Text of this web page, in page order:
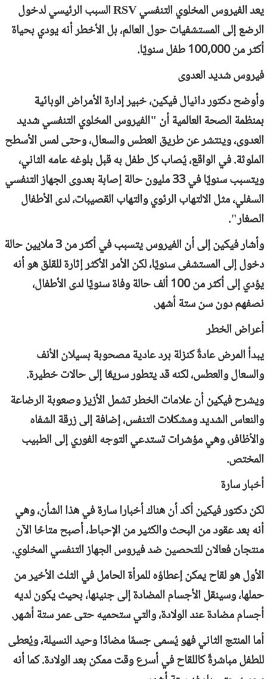
يعد الفيروس المخلوي التنفسيRSVالسبب الرئيسي لدخول
الرضع إلى المستشفيات حول العالم، بل الأخطر أنه يودي بحياة
أكثر من 100,000 طفل سنويًا.
فيروس شديد العدوى
وأوضح دكتور دانيال فيكين، خبير إدارة الأمراض الوبائية
بمنظمة الصحة العالمية أن "الفيروس المخلوي التنفسي شديد
العدوى، وينتشر عن طريق العطس والسعال، وحتى لمس الأسطح
الملوثة. في الواقع، يُصاب كل طفل به قبل بلوغه عامه الثاني،
ويتسبب سنويًا في 33 مليون حالة إصابة بعدوى الجهاز التنفسي
السفلي، مثل الالتهاب الرئوي والتهاب القصيبات، لدى الأطفال
الصغار".
وأشار فيكين إلى أن الفيروس يتسبب في أكثر من 3 ملايين حالة
دخول إلى المستشفى سنويًا، لكن الأمر الأكثر إثارة للقلق هو أنه
يؤدي إلى أكثر من 100 ألف حالة وفاة سنويًا لدى الأطفال،
نصفهم دون سن ستة أشهر.
أعراض الخطر
يبدأ المرض عادةً كنزلة برد عادية مصحوبة بسيلان الأنف
والسعال والعطس، لكنه قد يتطور سريعًا إلى حالات خطيرة.
ويشرح فيكين أن علامات الخطر تشمل الأزيز وصعوبة الرضاعة
والنعاس الشديد ومشكلات التنفس، إضافة إلى زرقة الشفاه
والأظافر، وهي مؤشرات تستدعي التوجه الفوري إلى الطبيب
المختص.
أخبار سارة
لكن دكتور فيكين أكد أن هناك أخبارا سارة في هذا الشأن، وهي
أنه بعد عقود من البحث والكثير من الإحباط، أصبح متاحًا الآن
منتجان فعالان للتحصين ضد فيروس الجهاز التنفسي المخلوي.
الأول هو لقاح يمكن إعطاؤه للمرأة الحامل في الثلث الأخير من
حملها، وسينقل الأجسام المضادة إلى جنينها، بحيث يكون لديه
أجسام مضادة عند الولادة، والتي ستحميه حتى عمر ستة أشهر.
أما المنتج الثاني فهو يُسمى جسمًا مضادًا وحيد النسيلة، ويُعطى
للطفل مباشرةً كاللقاح في أسرع وقت ممكن بعد الولادة. كما أنه